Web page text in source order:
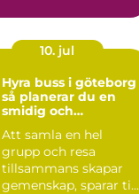
10. jul
Hyra buss i göteborg
så planerar du en
smidig och
gruppresa
Att samla en hel
grupp och resa
tillsammans skapar
gemenskap, sparar tid